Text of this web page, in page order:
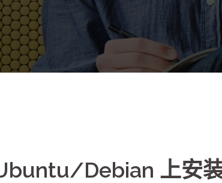
Debian 上安